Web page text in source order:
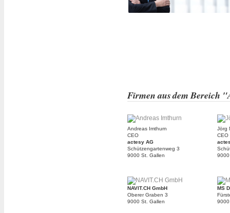
Firmen aus dem Bereich
Andreas Imthurn
CEO
actesy AG
Schützengartenweg 3
9000 St. Gallen
Jörg
CEO
NAVIT.CH GmbH
Oberer Graben 3
9000 St. Gallen
MS